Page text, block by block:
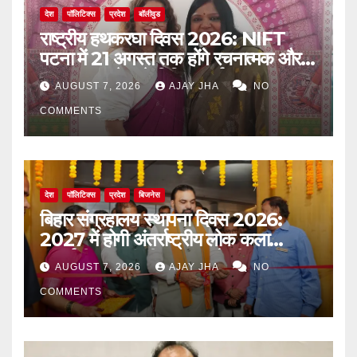
देश पॉलिटिक्स प्रदेश बॉलीवुड
राष्ट्रीय हथकरघा दिवस 2026: NIFT
पटना में 21 अगस्त तक होंगे रचनात्मक और
जागरूकता से जुड़े विविध कार्यक्रम
AUGUST 7, 2026 AJAY JHA NO
COMMENTS
देश पॉलिटिक्स प्रदेश बिजनेस
बिहार संग्रहालय स्थापना दिवस 2026:
2027 में होगी अंतर्राष्ट्रीय लोक कला
प्रदर्शनी, मुख्यमंत्री सम्राट चौधरी का बड़ा
ऐलान
AUGUST 7, 2026 AJAY JHA NO
COMMENTS